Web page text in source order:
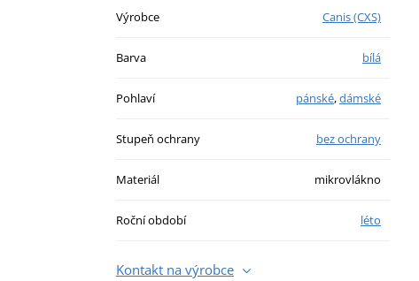
Výrobce Canis (CXS)
Barva bílá
Pohlaví pánské,dámské
Stupeň ochrany bez ochrany
Materiál mikrovlákno
Roční období léto
Kontakt na výrobce